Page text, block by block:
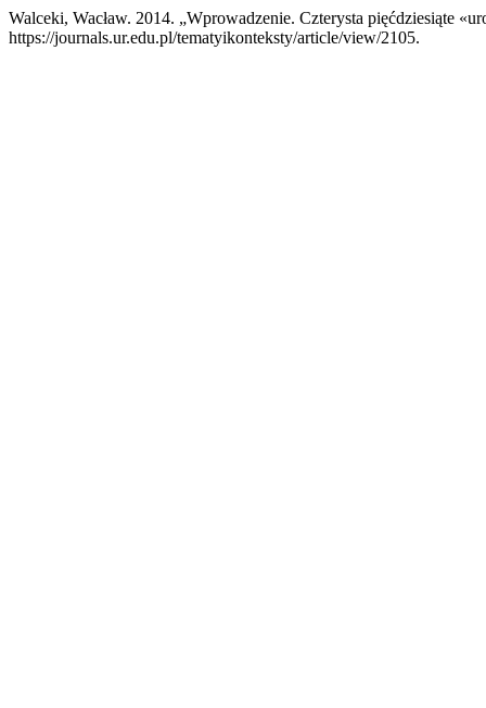
Walceki, Wacław. 2014. „Wprowadzenie. Czterysta pięćdziesiąte
https://journals.ur.edu.pl/tematyikonteksty/article/view/2105.